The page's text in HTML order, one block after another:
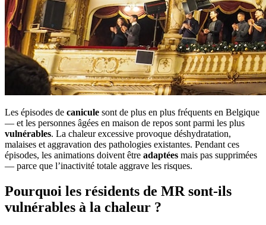
Les épisodes de canicule sont de plus en plus fréquents en Belgique
— et les personnes âgées en maison de repos sont parmi les plus
vulnérables. La chaleur excessive provoque déshydratation,
malaises et aggravation des pathologies existantes. Pendant ces
épisodes, les animations doivent être adaptées mais pas supprimées
— parce que l’inactivité totale aggrave les risques.
Pourquoi les résidents de MR sont-ils
vulnérables à la chaleur ?